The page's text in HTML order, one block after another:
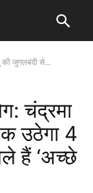
की जुगलबंदी से...
चंद्रमा
उठेगा 4
हैं ‘अच्छे